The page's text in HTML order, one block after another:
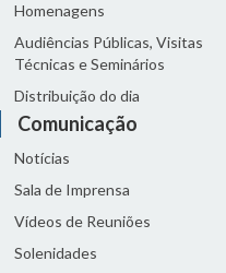
Homenagens
Audiências Públicas, Visitas
Técnicas e Seminários
Distribuição do dia
Comunicação
Notícias
Sala de Imprensa
Vídeos de Reuniões
Solenidades